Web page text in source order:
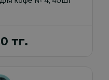
тг.